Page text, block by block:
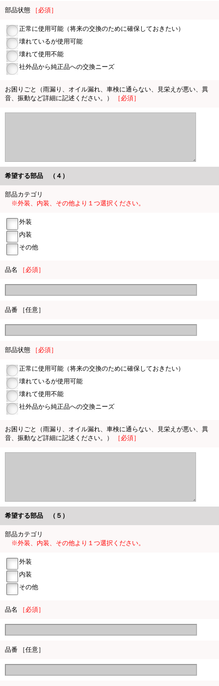
部品状態 ［必須］
正常に使用可能（将来の交換のために確保しておきたい）
壊れているが使用可能
壊れて使用不能
社外品から純正品への交換ニーズ
お困りごと（雨漏り、オイル漏れ、車検に通らない、見栄えが悪い、異
音、振動など詳細に記述ください。）
［必須］
希望する部品 （４）
部品カテゴリ
※外装、内装、その他より１つ選択ください。
外装
内装
その他
品名 ［必須］
品番 ［任意］
部品状態 ［必須］
正常に使用可能（将来の交換のために確保しておきたい）
壊れているが使用可能
壊れて使用不能
社外品から純正品への交換ニーズ
お困りごと（雨漏り、オイル漏れ、車検に通らない、見栄えが悪い、異
音、振動など詳細に記述ください。）
［必須］
希望する部品 （５）
部品カテゴリ
※外装、内装、その他より１つ選択ください。
外装
内装
その他
品名 ［必須］
品番 ［任意］